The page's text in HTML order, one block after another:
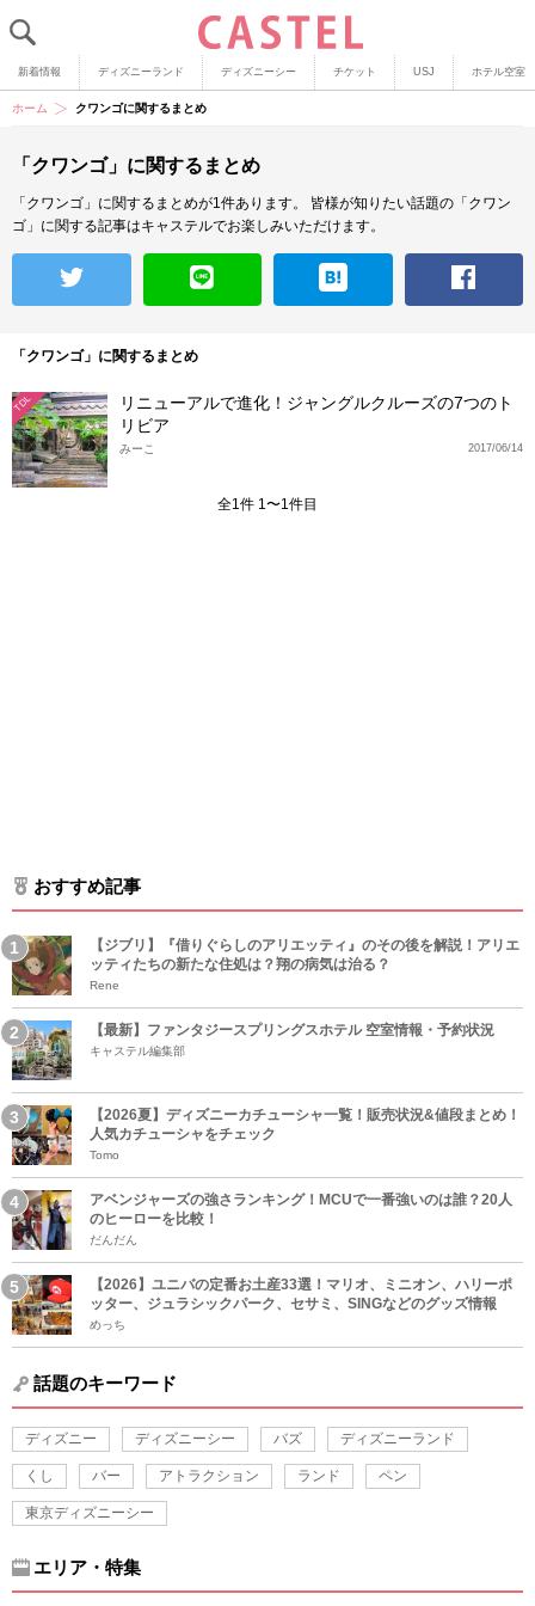
新着情報 ディズニーランド ディズニーシー チケット USJ ホテル空室
ホーム クワンゴに関するまとめ
「クワンゴ」に関するまとめ
「クワンゴ」に関するまとめが1件あります。
皆様が知りたい話題の「クワン
ゴ」に関する記事はキャステルでお楽しみいただけます。
「クワンゴ」に関するまとめ
TDL
リニューアルで進化！ジャングルクルーズの7つのト
リビア
2017/06/14
みーこ
全1件 1〜1件目
おすすめ記事
【ジブリ】『借りぐらしのアリエッティ』のその後を解説！アリエ
ッティたちの新たな住処は？翔の病気は治る？
Rene
【最新】ファンタジースプリングスホテル 空室情報・予約状況
キャステル編集部
【2026夏】ディズニーカチューシャ一覧！販売状況&値段まとめ！
人気カチューシャをチェック
Tomo
アベンジャーズの強さランキング！MCUで一番強いのは誰？20人
のヒーローを比較！
だんだん
【2026】ユニバの定番お土産33選！マリオ、ミニオン、ハリーポ
ッター、ジュラシックパーク、セサミ、SINGなどのグッズ情報
めっち
話題のキーワード
ディズニー ディズニーシー バズ ディズニーランド
くし バー アトラクション ランド ペン
東京ディズニーシー
エリア・特集